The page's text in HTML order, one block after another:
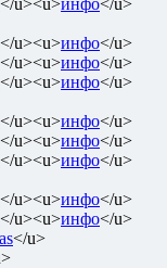
</u><u>инфо</u>
</u><u>инфо</u>
</u><u>инфо</u>
</u><u>инфо</u>
</u><u>инфо</u>
</u><u>инфо</u>
</u><u>инфо</u>
</u><u>инфо</u>
</u>